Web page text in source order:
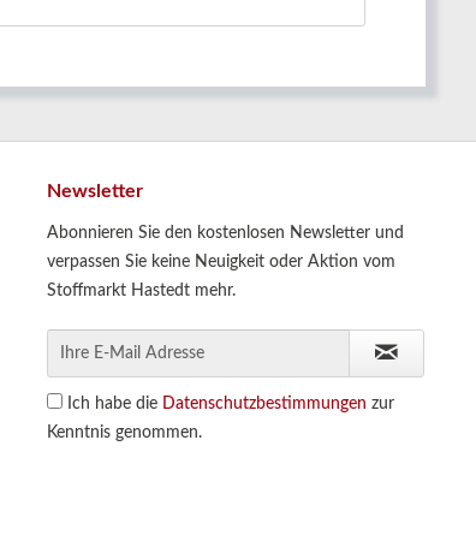
Newsletter
Abonnieren Sie den kostenlosen Newsletter und
verpassen Sie keine Neuigkeit oder Aktion vom
Stoffmarkt Hastedt mehr.
Ich habe die Datenschutzbestimmungen zur
Kenntnis genommen.